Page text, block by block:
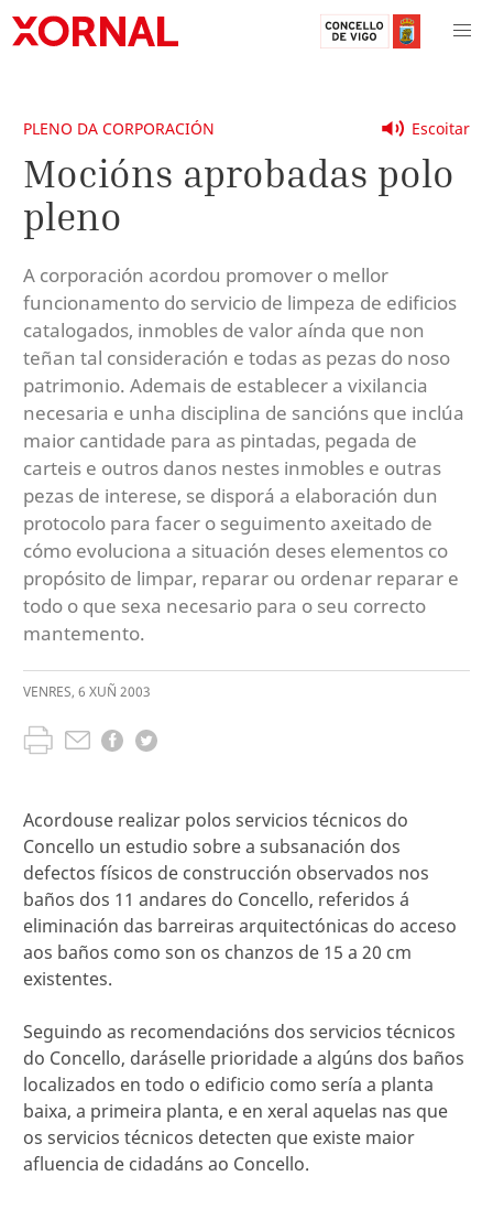
Escoitar
PLENO DA CORPORACIÓN
Mocións aprobadas polo
pleno
A corporación acordou promover o mellor
funcionamento do servicio de limpeza de edificios
catalogados, inmobles de valor aínda que non
teñan tal consideración e todas as pezas do noso
patrimonio. Ademais de establecer a vixilancia
necesaria e unha disciplina de sancións que inclúa
maior cantidade para as pintadas, pegada de
carteis e outros danos nestes inmobles e outras
pezas de interese, se disporá a elaboración dun
protocolo para facer o seguimento axeitado de
cómo evoluciona a situación deses elementos co
propósito de limpar, reparar ou ordenar reparar e
todo o que sexa necesario para o seu correcto
mantemento.
VENRES, 6 XUÑ 2003
Acordouse realizar polos servicios técnicos do
Concello un estudio sobre a subsanación dos
defectos físicos de construcción observados nos
baños dos 11 andares do Concello, referidos á
eliminación das barreiras arquitectónicas do acceso
aos baños como son os chanzos de 15 a 20 cm
existentes.
Seguindo as recomendacións dos servicios técnicos
do Concello, daráselle prioridade a algúns dos baños
localizados en todo o edificio como sería a planta
baixa, a primeira planta, e en xeral aquelas nas que
os servicios técnicos detecten que existe maior
afluencia de cidadáns ao Concello.